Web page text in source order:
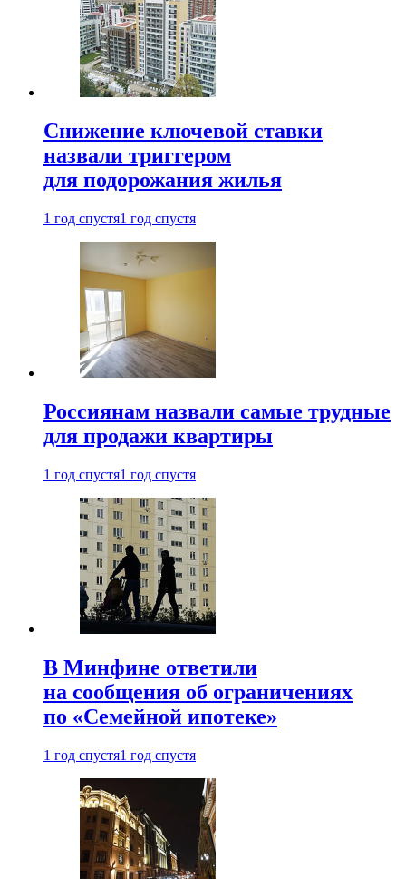
Снижение ключевой ставки
назвали триггером
для подорожания жилья
1 год спустя1 год спустя
Россиянам назвали самые трудные
для продажи квартиры
1 год спустя1 год спустя
В Минфине ответили
на сообщения об ограничениях
по «Семейной ипотеке»
1 год спустя1 год спустя